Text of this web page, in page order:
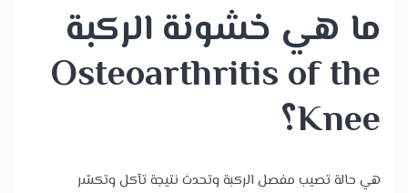
ما هي خشونة الركبة
Osteoarthritis of the
Knee؟
هي حالة تصيب مفصل الركبة وتحدث نتيجة تآكل وتكسّر